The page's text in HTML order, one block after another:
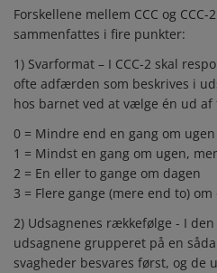
Forskellene mellem CCC og
sammenfattes i fire punkter:
1) Svarformat – I CCC-2 skal
ofte adfærden som beskrives i
hos barnet ved at vælge én ud
0 = Mindre end en gang om
1 = Mindst en gang om ugen,
2 = En eller to gange om dagen
3 = Flere gange (mere end to)
2) Udsagnenes rækkefølge - I
udsagnene grupperet på en
svagheder besvares først, og de